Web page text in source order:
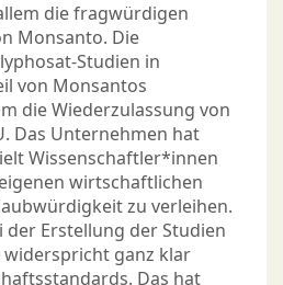
die fragwürdigen
Monsanto. Die
Studien in
von Monsantos
die Wiederzulassung von
Das Unternehmen hat
Wissenschaftler*innen
wirtschaftlichen
zu verleihen.
der Erstellung der Studien
ganz klar
Das hat